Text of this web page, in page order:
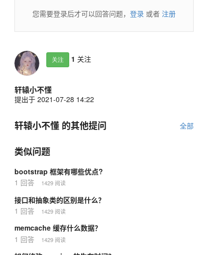
您需要登录后才可以回答问题， 登录 或者 注册
关注 1 关注
轩辕小不懂
提出于 2021-07-28 14:22
全部
轩辕小不懂 的其他提问
类似问题
bootstrap 框架有哪些优点?
1 回答
1429 阅读
接口和抽象类的区别是什么？
1 回答
1429 阅读
memcache 缓存什么数据？
1 回答
1429 阅读